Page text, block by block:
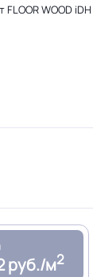
FLOOR WOOD iDH
руб./м2